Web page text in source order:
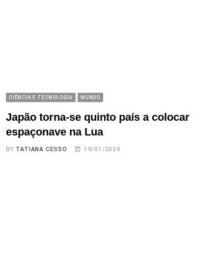
CIÊNCIA E TECNOLOGIA MUNDO
Japão torna-se quinto país a colocar
espaçonave na Lua
BY TATIANA CESSO 19/01/2024